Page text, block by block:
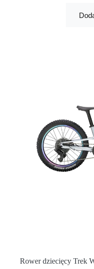
Rower dziecięcy Trek